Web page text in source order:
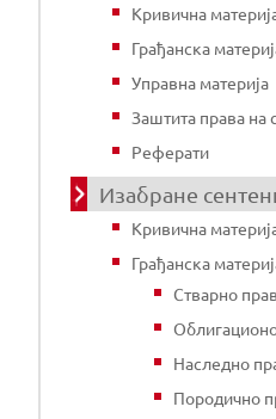
Кривична
Грађанска
Управна материја
Заштита права
Реферати
Изабране
Кривична
Грађанска
Стварно
Наследно
Породично